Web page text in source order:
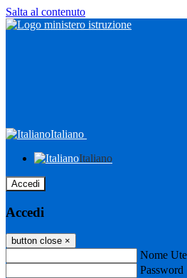
Salta al contenuto
Italiano
Italiano
Accedi
Accedi
button close ×
Nome
Password